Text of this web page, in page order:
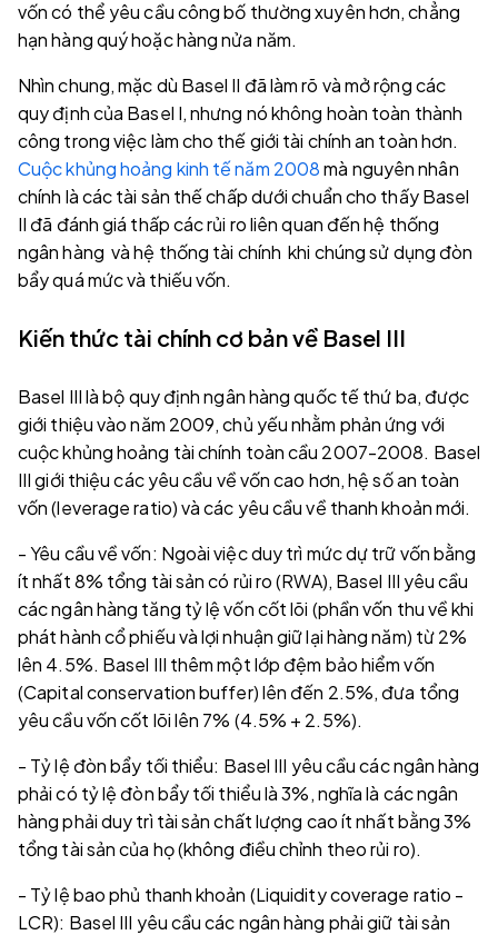
vốn có thể yêu cầu công bố thường xuyên hơn, chẳng
hạn hàng quý hoặc hàng nửa năm.
Nhìn chung, mặc dù Basel II đã làm rõ và mở rộng các
quy định của Basel I, nhưng nó không hoàn toàn thành
công trong việc làm cho thế giới tài chính an toàn hơn.
Cuộc khủng hoảng kinh tế năm 2008mà nguyên nhân
chính là các tài sản thế chấp dưới chuẩn cho thấy Basel
II đã đánh giá thấp các rủi ro liên quan đến hệ thống
ngân hàng và hệ thống tài chính khi chúng sử dụng đòn
bẩy quá mức và thiếu vốn.
Kiến thức tài chính cơ bản về Basel III
Basel III là bộ quy định ngân hàng quốc tế thứ ba, được
giới thiệu vào năm 2009, chủ yếu nhằm phản ứng với
cuộc khủng hoảng tài chính toàn cầu 2007-2008. Basel
III giới thiệu các yêu cầu về vốn cao hơn, hệ số an toàn
vốn (leverage ratio) và các yêu cầu về thanh khoản mới.
- Yêu cầu về vốn: Ngoài việc duy trì mức dự trữ vốn bằng
ít nhất 8% tổng tài sản có rủi ro (RWA), Basel III yêu cầu
các ngân hàng tăng tỷ lệ vốn cốt lõi (phần vốn thu về khi
phát hành cổ phiếu và lợi nhuận giữ lại hàng năm) từ 2%
lên 4.5%. Basel III thêm một lớp đệm bảo hiểm vốn
(Capital conservation buffer) lên đến 2.5%, đưa tổng
yêu cầu vốn cốt lõi lên 7% (4.5% + 2.5%).
- Tỷ lệ đòn bẩy tối thiểu: Basel III yêu cầu các ngân hàng
phải có tỷ lệ đòn bẩy tối thiểu là 3%, nghĩa là các ngân
hàng phải duy trì tài sản chất lượng cao ít nhất bằng 3%
tổng tài sản của họ (không điều chỉnh theo rủi ro).
- Tỷ lệ bao phủ thanh khoản (Liquidity coverage ratio -
LCR): Basel III yêu cầu các ngân hàng phải giữ tài sản